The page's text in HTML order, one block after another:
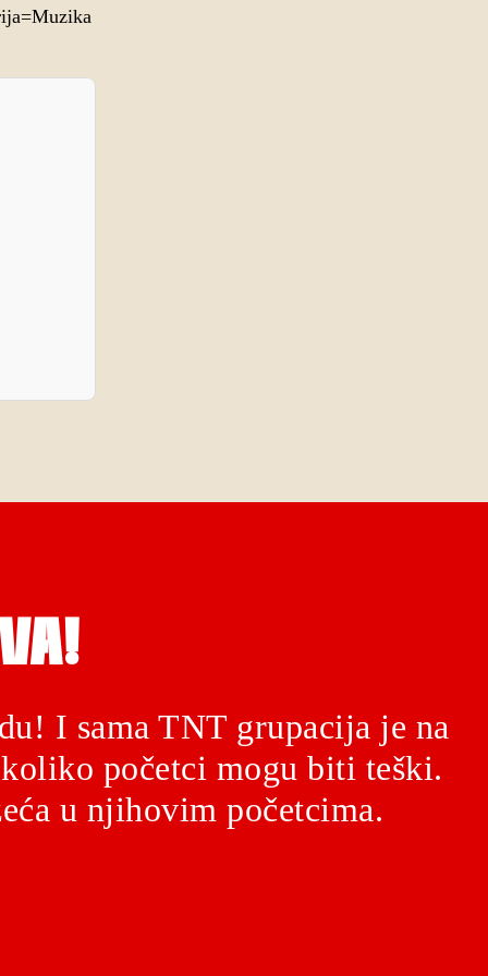
I sama TNT grupacija je na
početci mogu biti teški.
u njihovim početcima.